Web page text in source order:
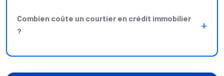
Combien coûte un courtier en crédit immobilier
?